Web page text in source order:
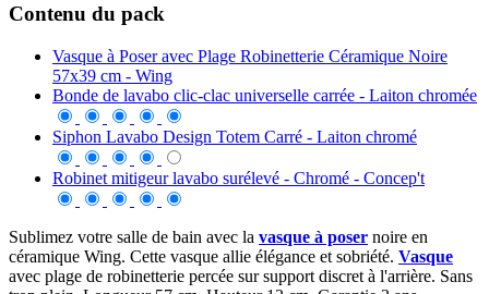
Contenu du pack
Vasque à Poser avec Plage Robinetterie Céramique Noire
57x39 cm - Wing
Bonde de lavabo clic-clac universelle carrée - Laiton chromée
Siphon Lavabo Design Totem Carré - Laiton chromé
Robinet mitigeur lavabo surélevé - Chromé - Concep't
Sublimez votre salle de bain avec la vasque à poser noire en
céramique Wing. Cette vasque allie élégance et sobriété. Vasque
avec plage de robinetterie percée sur support discret à l'arrière. Sans